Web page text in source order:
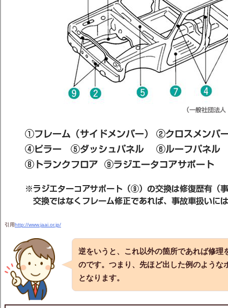
引用 http://www.jaai.or.jp/
逆をいうと、これ以外の箇所であれば修理
のです。つまり、先ほど出した例のような
となります。